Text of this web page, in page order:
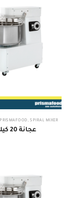
PRISMAFOOD ,SPIRAL MIXER
عجانة 20 كيلو